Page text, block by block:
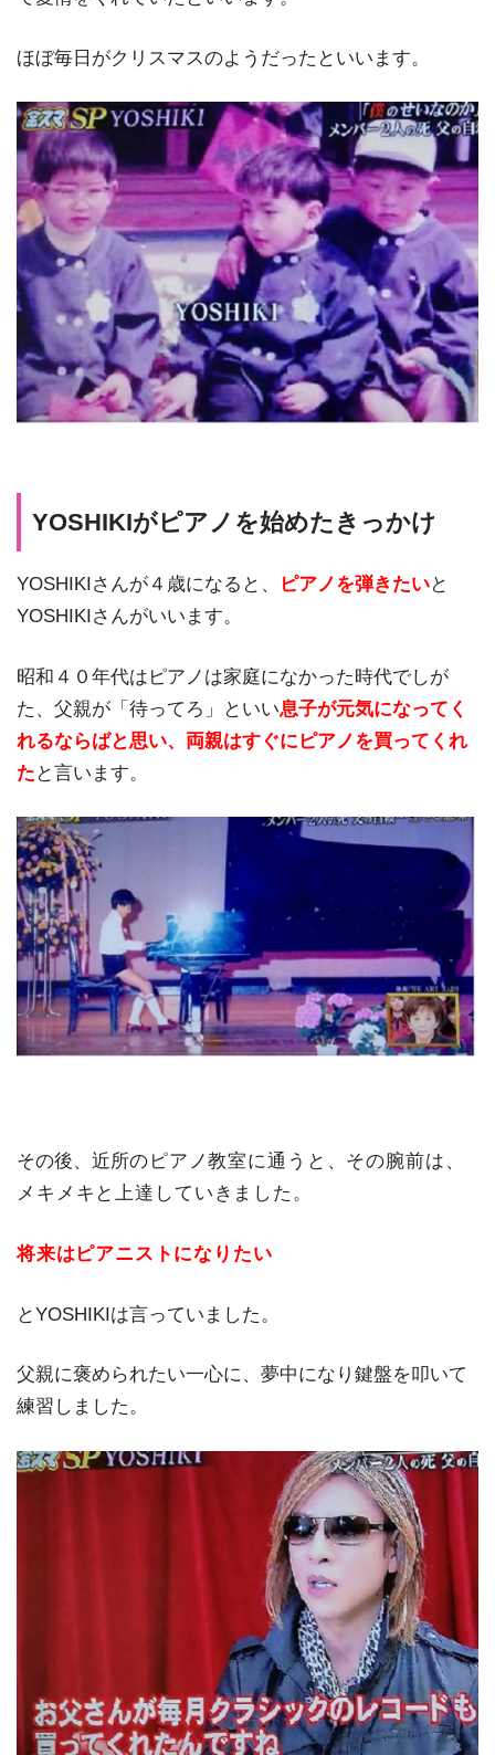
ほぼ毎日がクリスマスのようだったといいます。
YOSHIKIがピアノを始めたきっかけ
YOSHIKIさんが４歳になると、 ピアノを弾きたいと
YOSHIKIさんがいいます。
昭和４０年代はピアノは家庭になかった時代でしが
た、父親が「待ってろ」といい息子が元気になってく
れるならばと思い、両親はすぐにピアノを買ってくれ
た と言います。
その後、近所のピアノ教室に通うと、その腕前は、
メキメキと上達していきました。
将来はピアニストになりたい
とYOSHIKIは言っていました。
父親に褒められたい一心に、夢中になり鍵盤を叩いて
練習しました。